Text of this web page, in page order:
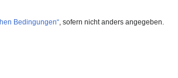
Bedingungen“, sofern nicht anders angegeben.